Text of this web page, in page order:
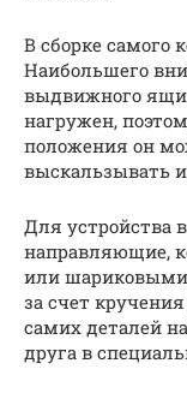
В сборке самого
Наибольшего
выдвижного
нагружен,
положения он
выскальзывать
Для устройства
направляющие,
или
за счет
самих деталей
друга в